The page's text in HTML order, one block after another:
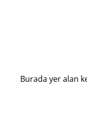
Burada yer alan